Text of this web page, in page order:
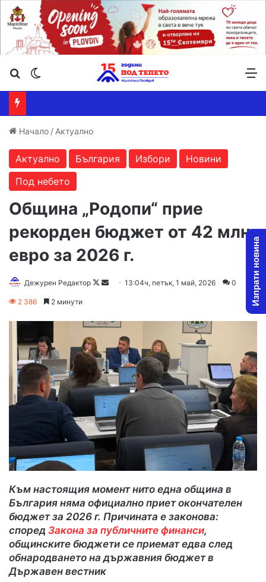
Търсене ...
Начало / Актуално
Актуално България Избори
Новини
Под небето
Община „Родопи“ прие
рекорден бюджет от 42 млн.
евро за 2026 г.
Дежурен Редактор
Follow
Send13:04ч, петък, 1 май, 2026 0
2 386 2 минути
Към настоящия момент нито една община в
България няма официално приет окончателен
бюджет за 2026 г. Причината е законова:
според Закона за публичните финанси,
общинските бюджети се приемат едва след
обнародването на държавния бюджет в
Държавен вестник
Изпрати новина